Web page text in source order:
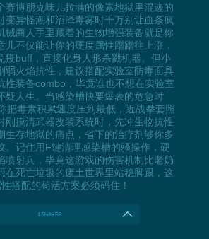
赛博朋克味儿拉满的像素地狱里混迹的
变异怪潮和沼泽毒雾时千万别让血条疯
械商人手里藏着的生物增强装备就是你
儿不仅能让你的硬度属性蹭蹭往上涨，
疫buff，直接化身人形杀戮机器。但小
弱火焰抗性，建议搭配实验室防毒面具
性装备combo，毕竟谁也不想在实验室
疑人生。当感染槽快要爆表的危急时
把毒素积累速度压到最低，近战拳套照
刚摸清武器改装系统时，先冲生物抗性
生存地狱的痛点，省下的治疗剂够你多
。记住用F键清理感染槽的骚操作，硬
喷射兵，毕竟这游戏的伤害机制比老奶
在死亡垃圾的废土世界里站稳脚跟，这
搭配的苟活方案必须码住！
LShift+F8